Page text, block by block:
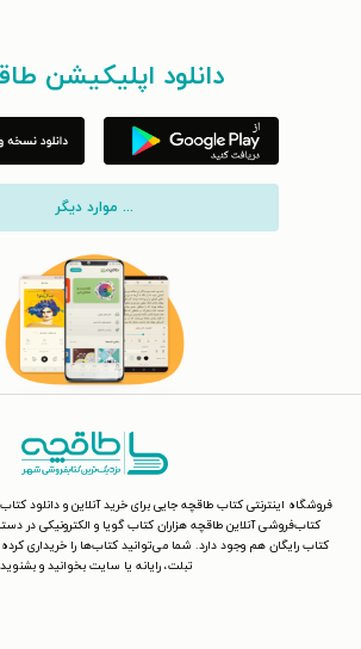
دانلود اپلیکیشن
... موارد دیگر
فروشگاه اینترنتی کتاب طاقچه جایی برای خرید آنلاین و دانلود
کتاب‌فروشی آنلاین طاقچه هزاران کتاب گویا و الکترونیکی در
کتاب رایگان هم وجود دارد. شما می‌توانید کتاب‌ها را خریداری کرده
تبلت، رایانه یا سایت بخوانید و